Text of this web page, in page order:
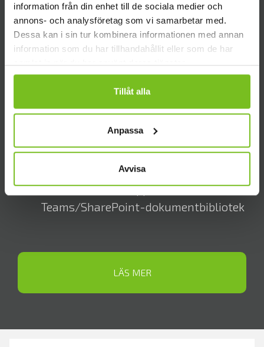
information från din enhet till de sociala medier och
annons- och analysföretag som vi samarbetar med.
Dessa kan i sin tur kombinera informationen med annan
information som du har tillhandahållit eller som de har
samlat in när du har använt deras tjänster.
Tillåt alla
Anpassa
Avvisa
Synkron synkronisering av dokument
och mappar från Teams/SharePoint-
Användardriven
synkronisering/arkivering av
dokument och mappar till eDOCS från
Teams/SharePoint-dokumentbibliotek
LÄS MER